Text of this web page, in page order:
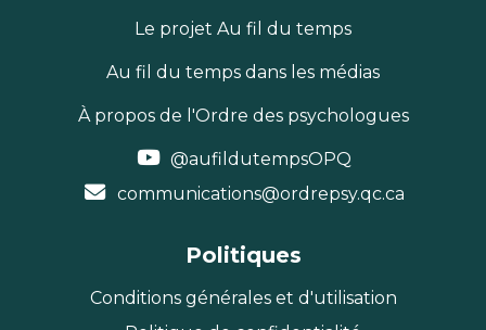
Le projet Au fil du temps
Au fil du temps dans les médias
À propos de l'Ordre des psychologues
@aufildutempsOPQ
communications@ordrepsy.qc.ca
Politiques
Conditions générales et d'utilisation